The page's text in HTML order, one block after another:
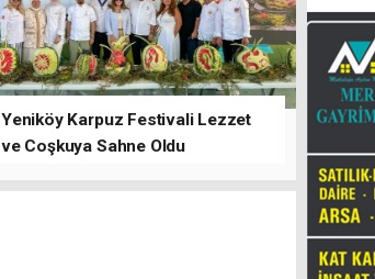
Yeniköy Karpuz Festivali Lezzet
ve Coşkuya Sahne Oldu